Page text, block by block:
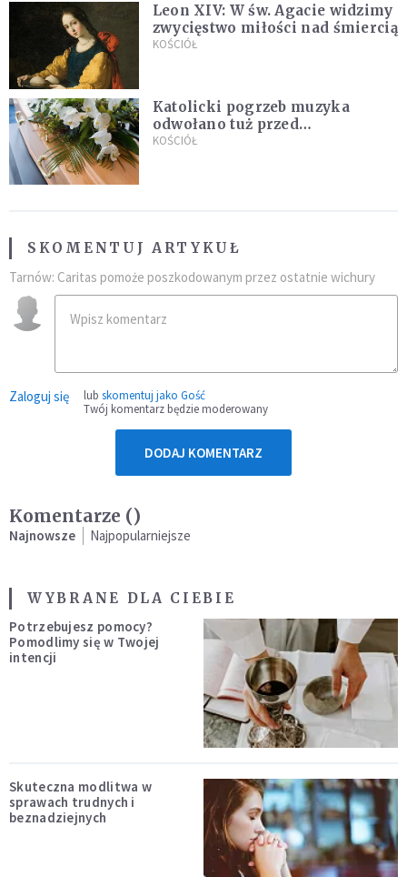
Leon XIV: W św. Agacie widzimy
zwycięstwo miłości nad śmiercią
KOŚCIÓŁ
Katolicki pogrzeb muzyka
odwołano tuż przed
uroczystością. Powodem była
KOŚCIÓŁ
SKOMENTUJ ARTYKUŁ
Tarnów: Caritas pomoże poszkodowanym przez ostatnie wichury
Zaloguj się lub skomentuj jako Gość
Twój komentarz będzie moderowany
DODAJ KOMENTARZ
Komentarze ()
Najnowsze Najpopularniejsze
WYBRANE DLA CIEBIE
Potrzebujesz pomocy?
Pomodlimy się w Twojej
intencji
Skuteczna modlitwa w
sprawach trudnych i
beznadziejnych